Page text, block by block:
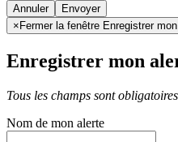
Annuler
× Fermer la fenêtre Enregistrer
Enregistrer mon
Tous les champs sont obligatoires
Nom de mon alerte